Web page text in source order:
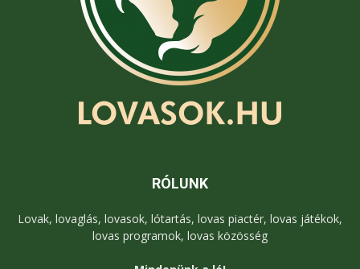
RÓLUNK
Lovak, lovaglás, lovasok, lótartás, lovas piactér, lovas játékok,
lovas programok, lovas közösség